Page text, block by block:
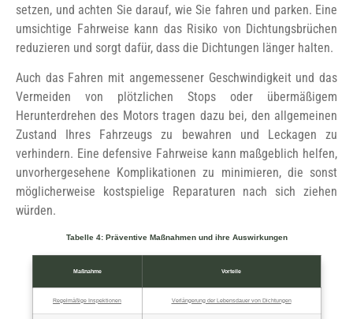
setzen, und achten Sie darauf, wie Sie fahren und parken. Eine
umsichtige Fahrweise kann das Risiko von Dichtungsbrüchen
reduzieren und sorgt dafür, dass die Dichtungen länger halten.
Auch das Fahren mit angemessener Geschwindigkeit und das
Vermeiden von plötzlichen Stops oder übermäßigem
Herunterdrehen des Motors tragen dazu bei, den allgemeinen
Zustand Ihres Fahrzeugs zu bewahren und Leckagen zu
verhindern. Eine defensive Fahrweise kann maßgeblich helfen,
unvorhergesehene Komplikationen zu minimieren, die sonst
möglicherweise kostspielige Reparaturen nach sich ziehen
würden.
Tabelle 4: Präventive Maßnahmen und ihre Auswirkungen
Maßnahme Vorteile
Regelmäßige Inspektionen Verlängerung der Lebensdauer von Dichtungen